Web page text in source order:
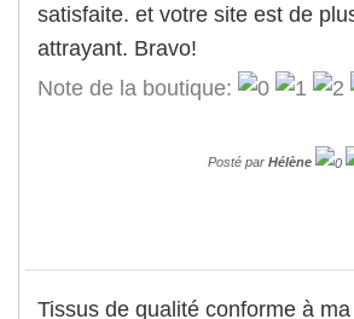
satisfaite. et votre site est de
attrayant. Bravo!
Note de la boutique:
Posté par Hélène
Tissus de qualité conforme à